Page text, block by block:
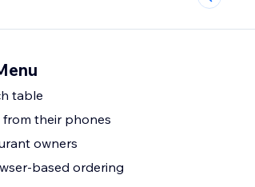
table
their phones
owners
based ordering